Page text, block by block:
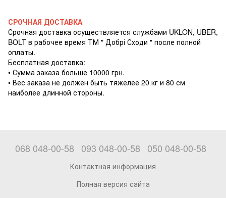
СРОЧНАЯ ДОСТАВКА
Срочная доставка осуществляется службами UKLON, UBER,
BOLT в рабочее время ТМ " Добрі Сходи " после полной
оплаты.
Бесплатная доставка:
• Сумма заказа больше 10000 грн.
• Вес заказа не должен быть тяжелее 20 кг и 80 см
наиболее длинной стороны.
068 048-00-58 093 048-00-58 050 048-00-58
Контактная информация
Полная версия сайта